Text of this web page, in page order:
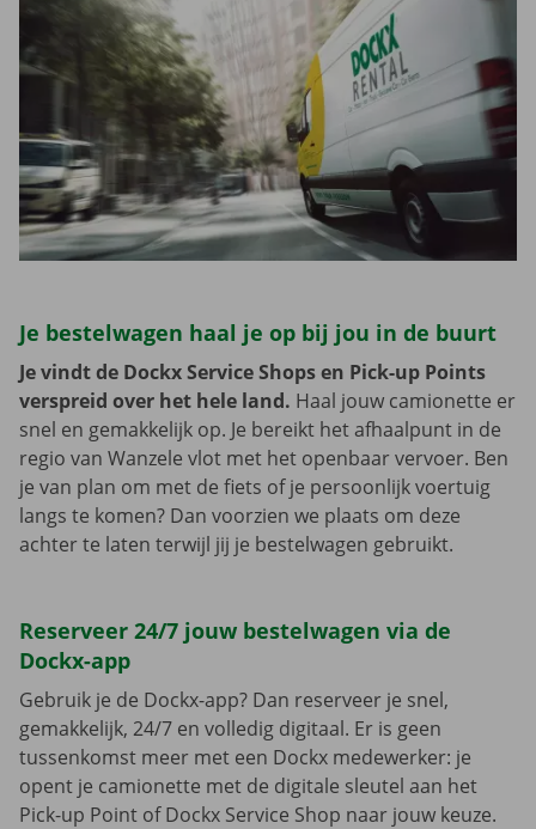
Je bestelwagen haal je op bij jou in de buurt
Je vindt de Dockx Service Shops en Pick-up Points
verspreid over het hele land. Haal jouw camionette er
snel en gemakkelijk op. Je bereikt het afhaalpunt in de
regio van Wanzele vlot met het openbaar vervoer. Ben
je van plan om met de fiets of je persoonlijk voertuig
langs te komen? Dan voorzien we plaats om deze
achter te laten terwijl jij je bestelwagen gebruikt.
Reserveer 24/7 jouw bestelwagen via de
Dockx-app
Gebruik je de Dockx-app? Dan reserveer je snel,
gemakkelijk, 24/7 en volledig digitaal. Er is geen
tussenkomst meer met een Dockx medewerker: je
opent je camionette met de digitale sleutel aan het
Pick-up Point of Dockx Service Shop naar jouw keuze.